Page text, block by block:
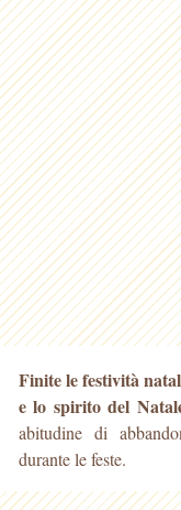
Finite le festività
e lo spirito del
abitudine di
durante le feste.